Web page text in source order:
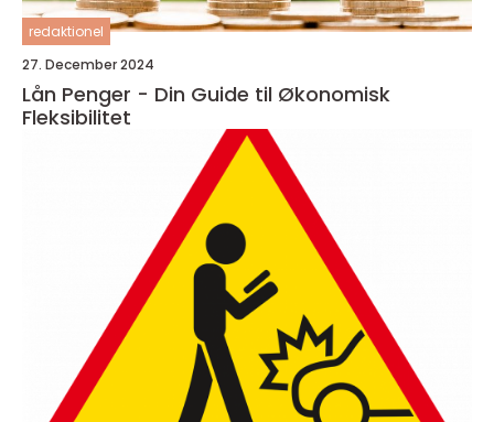
redaktionel
27. December 2024
Lån Penger - Din Guide til Økonomisk
Fleksibilitet